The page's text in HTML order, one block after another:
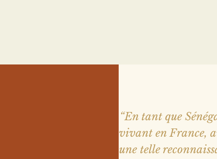
“En tant que
vivant en France,
une telle